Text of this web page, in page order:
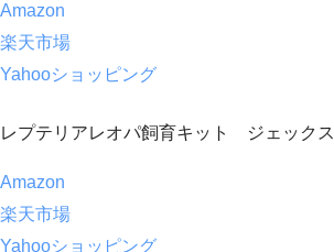
Amazon
楽天市場
Yahooショッピング
レプテリアレオパ飼育キット ジェックス
Amazon
楽天市場
Yahooショッピング